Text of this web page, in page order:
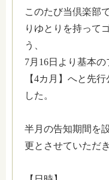
このたび当倶楽部
りゆとりを持って
う、
7月16日より基本
【4カ月】へと先
した。
半月の告知期間を
更とさせていただ